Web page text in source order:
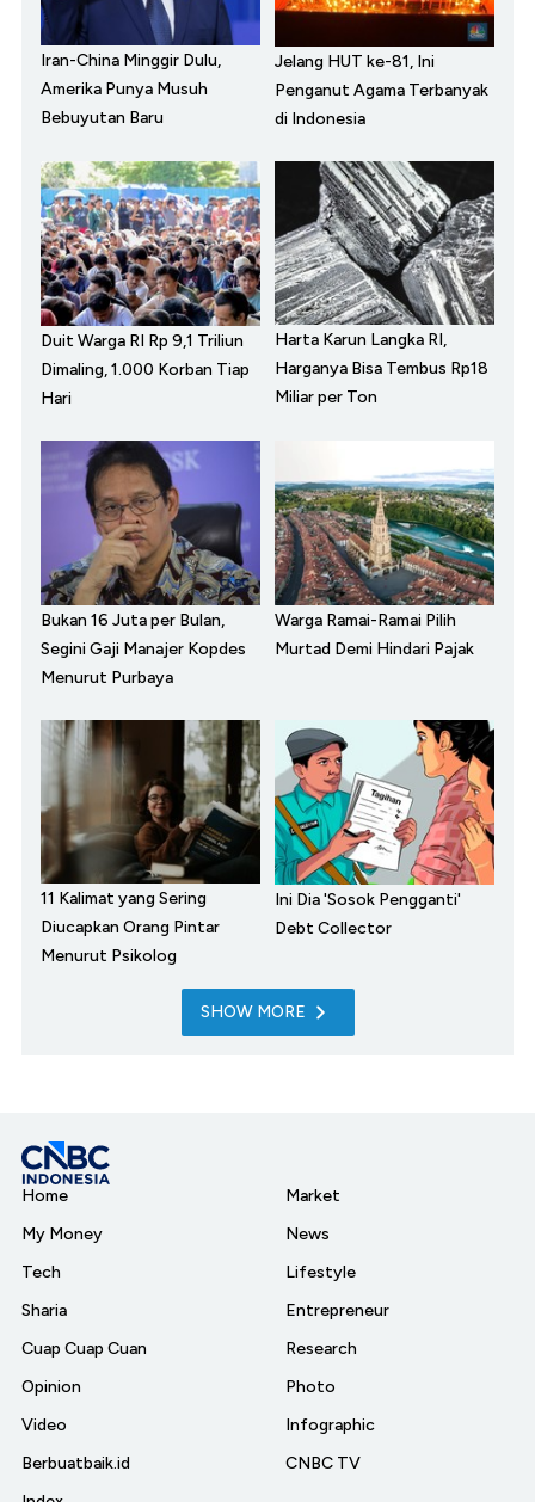
Iran-China Minggir Dulu,
Amerika Punya Musuh
Bebuyutan Baru
Jelang HUT ke-81, Ini
Penganut Agama Terbanyak
di Indonesia
Duit Warga RI Rp 9,1 Triliun
Dimaling, 1.000 Korban Tiap
Hari
Harta Karun Langka RI,
Harganya Bisa Tembus Rp18
Miliar per Ton
Bukan 16 Juta per Bulan,
Segini Gaji Manajer Kopdes
Menurut Purbaya
Warga Ramai-Ramai Pilih
Murtad Demi Hindari Pajak
11 Kalimat yang Sering
Diucapkan Orang Pintar
Menurut Psikolog
Ini Dia 'Sosok Pengganti'
Debt Collector
SHOW MORE
Home
My Money
Tech
Sharia
Cuap Cuap Cuan
Opinion
Video
Berbuatbaik.id
Market
News
Lifestyle
Entrepreneur
Research
Photo
Infographic
CNBC TV